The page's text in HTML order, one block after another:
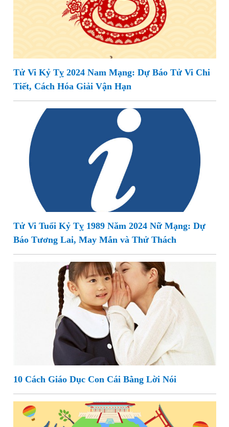
Tử Vi Kỷ Tỵ 2024 Nam Mạng: Dự Báo Tử Vi Chi
Tiết, Cách Hóa Giải Vận Hạn
Tử Vi Tuổi Kỷ Tỵ 1989 Năm 2024 Nữ Mạng: Dự
Báo Tương Lai, May Mắn và Thử Thách
10 Cách Giáo Dục Con Cái Bằng Lời Nói